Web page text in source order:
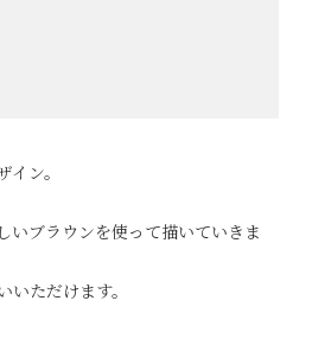
ン。
いブラウンを使って描いていきま
いただけます。